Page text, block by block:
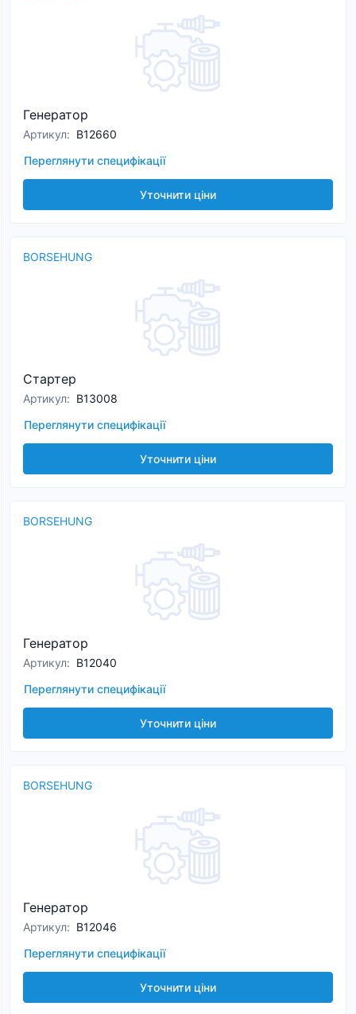
Генератор
Артикул: B12660
Переглянути специфікації
Уточнити ціни
BORSEHUNG
Стартер
Артикул: B13008
Переглянути специфікації
Уточнити ціни
BORSEHUNG
Генератор
Артикул: B12040
Переглянути специфікації
Уточнити ціни
BORSEHUNG
Генератор
Артикул: B12046
Переглянути специфікації
Уточнити ціни